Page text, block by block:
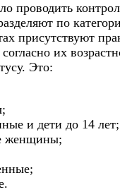
проводить
по
присутствуют
их
Это:
и дети до 14 лет;
женщины;